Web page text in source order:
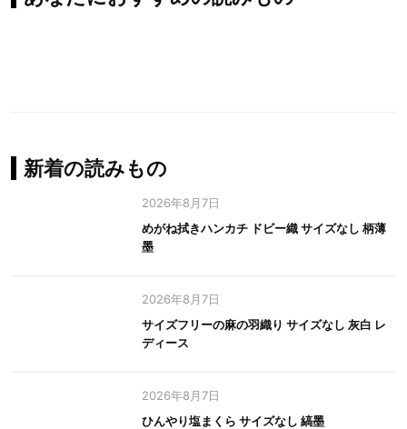
新着の読みもの
2026年8月7日
めがね拭きハンカチ ドビー織 サイズなし 柄薄
墨
2026年8月7日
サイズフリーの麻の羽織り サイズなし 灰白 レ
ディース
2026年8月7日
ひんやり塩まくら サイズなし 縞墨